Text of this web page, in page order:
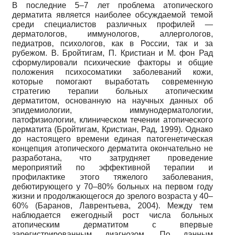
В последние 5–7 лет проблема атопического
дерматита является наиболее обсуждаемой темой
среди специалистов различных профилей —
дерматологов, иммунологов, аллергологов,
педиатров, психологов, как в России, так и за
рубежом. В. Бройтигам, П. Кристиан и М. фон Рад
сформулировали психические факторы и общие
положения психосоматики заболеваний кожи,
которые помогают выработать современную
стратегию терапии больных атопическим
дерматитом, основанную на научных данных об
эпидемиологии, иммунодерматологии,
патофизиологии, клиническом течении атопического
дерматита (Бройтигам, Кристиан, Рад, 1999). Однако
до настоящего времени единая патогенетическая
концепция атопического дерматита окончательно не
разработана, что затрудняет проведение
мероприятий по эффективной терапии и
профилактике этого тяжелого заболевания,
дебютирующего у 70–80% больных на первом году
жизни и продолжающегося до зрелого возраста у 40–
60% (Баранов, Лаврентьева, 2004). Между тем
наблюдается ежегодный рост числа больных
атопическим дерматитом с впервые